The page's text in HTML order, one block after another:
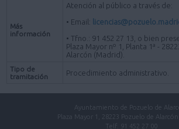
Más
información
Atención al público a través de:
• Email:
• Tfno.: 91 452 27 13, o bien
Plaza Mayor nº 1, Planta 1ª -
Alarcón (Madrid).
Tipo de
tramitación
Procedimiento administrativo.
Ayuntamiento de Pozuelo de
Plaza Mayor 1, 28223 Pozuelo de Alarcón
Telf. 91 452 27 00